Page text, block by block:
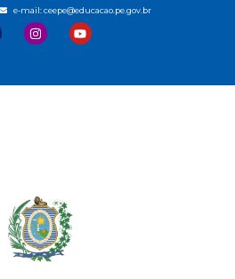
e-mail: ceepe@educacao.pe.gov.br